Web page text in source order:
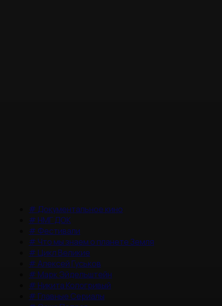
# Документальное кино
# НМГ ДОК
# Фестивали
# Что мы знаем о планете Земля
# Цикл Великие
#Алексей Гуськов
# Марк Эйдельштейн
# Никита Кологривый
# Главные Сериалы